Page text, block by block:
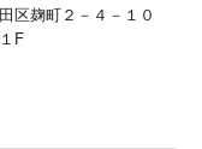
区麹町２－４－１０
F